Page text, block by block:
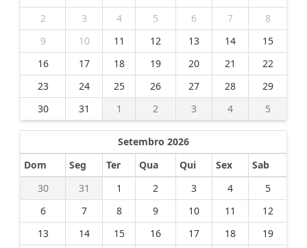
2
3 4 5 6 7
8
9
10 11 12 13 14
15
16
17 18 19 20 21
22
23
24 25 26 27 28
29
30
31 1 2 3 4 5
Setembro 2026
Dom
Seg Ter Qua Qui Sex
Sab
30
31 1 2 3 4
5
6
7 8 9 10 11
12
13
14 15 16 17 18
19